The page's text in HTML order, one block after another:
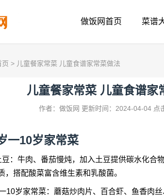
做饭网首页 菜谱
页 > 儿童餐家常菜 儿童食谱家常菜做法
儿童餐家常菜 儿童食谱家
作者：做饭网 更新时间：2024-04-04 点
一10岁家常菜
：牛肉、番茄慢炖，加入土豆提供碳水化合
，搭配酸菜富含维生素和乳酸菌。
10岁家常菜：蘑菇炒肉片、百合虾、鱼香肉